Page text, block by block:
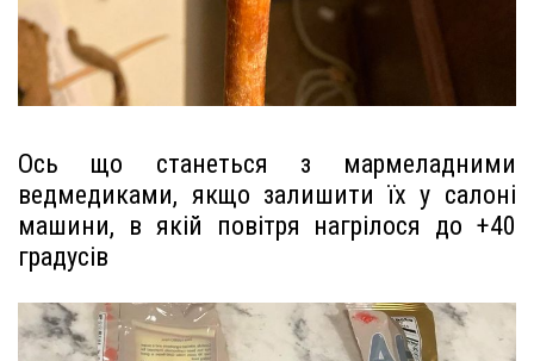
Ось що станеться з мармеладними
ведмедиками, якщо залишити їх у салоні
машини, в якій повітря нагрілося до +40
градусів